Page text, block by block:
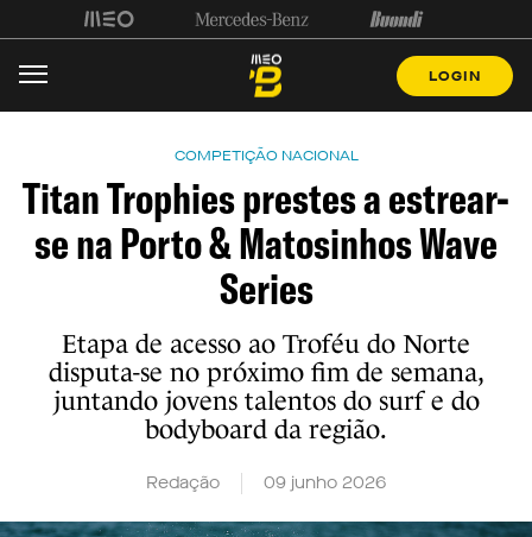
LOGIN
COMPETIÇÃO NACIONAL
Titan Trophies prestes a estrear-
se na Porto & Matosinhos Wave
Series
Etapa de acesso ao Troféu do Norte
disputa-se no próximo fim de semana,
juntando jovens talentos do surf e do
bodyboard da região.
Redação 09 junho 2026